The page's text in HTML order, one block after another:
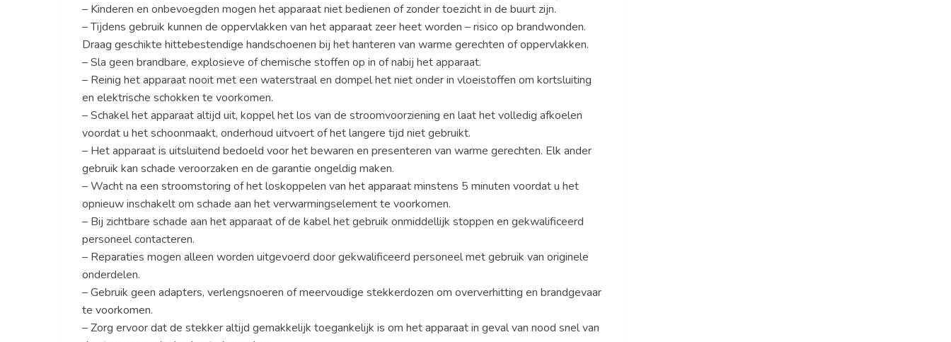
– Kinderen en onbevoegden mogen het apparaat niet bedienen of zonder toezicht in de buurt zijn.
– Tijdens gebruik kunnen de oppervlakken van het apparaat zeer heet worden – risico op brandwonden.
Draag geschikte hittebestendige handschoenen bij het hanteren van warme gerechten of oppervlakken.
– Sla geen brandbare, explosieve of chemische stoffen op in of nabij het apparaat.
– Reinig het apparaat nooit met een waterstraal en dompel het niet onder in vloeistoffen om kortsluiting
en elektrische schokken te voorkomen.
– Schakel het apparaat altijd uit, koppel het los van de stroomvoorziening en laat het volledig afkoelen
voordat u het schoonmaakt, onderhoud uitvoert of het langere tijd niet gebruikt.
– Het apparaat is uitsluitend bedoeld voor het bewaren en presenteren van warme gerechten. Elk ander
gebruik kan schade veroorzaken en de garantie ongeldig maken.
– Wacht na een stroomstoring of het loskoppelen van het apparaat minstens 5 minuten voordat u het
opnieuw inschakelt om schade aan het verwarmingselement te voorkomen.
– Bij zichtbare schade aan het apparaat of de kabel het gebruik onmiddellijk stoppen en gekwalificeerd
personeel contacteren.
– Reparaties mogen alleen worden uitgevoerd door gekwalificeerd personeel met gebruik van originele
onderdelen.
– Gebruik geen adapters, verlengsnoeren of meervoudige stekkerdozen om oververhitting en brandgevaar
te voorkomen.
– Zorg ervoor dat de stekker altijd gemakkelijk toegankelijk is om het apparaat in geval van nood snel van